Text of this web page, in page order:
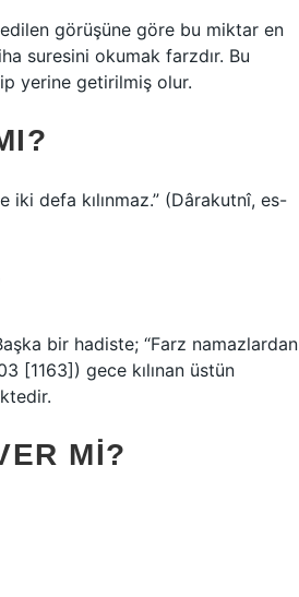
görüşüne göre bu miktar en
suresini okumak farzdır. Bu
yerine getirilmiş olur.
defa kılınmaz.” (Dârakutnî, es-
bir hadiste; “Farz namazlardan
[1163]) gece kılınan üstün
MI?